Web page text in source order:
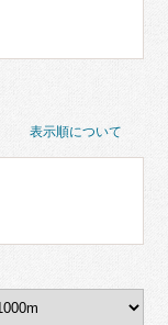
表示順について